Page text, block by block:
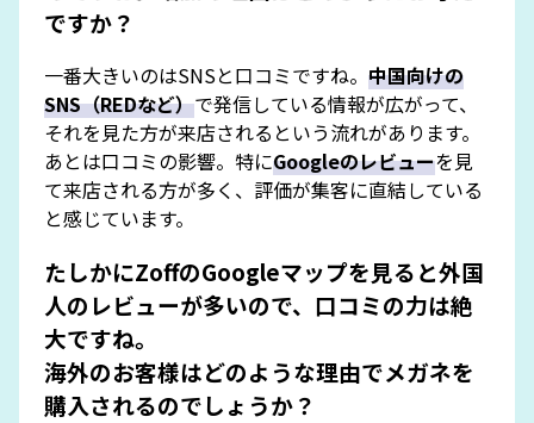
ですか？
一番大きいのはSNSと口コミですね。 中国向けの
SNS（REDなど）で発信している情報が広がって、
それを見た方が来店されるという流れがあります。
あとは口コミの影響。特にGoogleのレビューを見
て来店される方が多く、評価が集客に直結している
と感じています。
たしかにZoffのGoogleマップを見ると外国
人のレビューが多いので、口コミの力は絶
大ですね。
海外のお客様はどのような理由でメガネを
購入されるのでしょうか？